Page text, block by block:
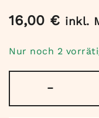
16,00 € inkl.
Nur noch 2
-